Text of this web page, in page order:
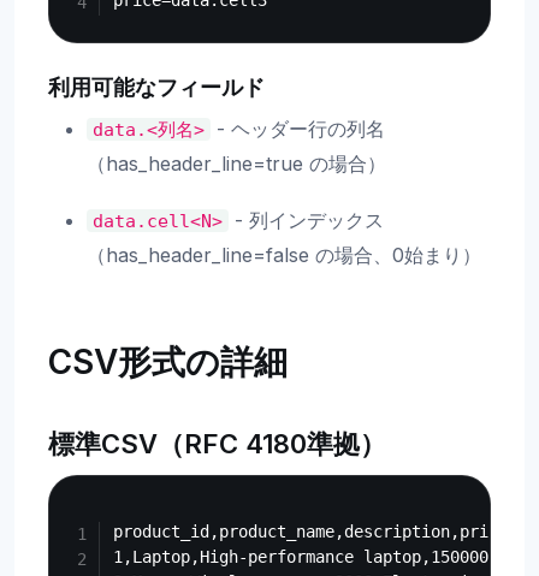
利用可能なフィールド
data.<列名>
- ヘッダー行の列名
（has_header_line=true の場合）
data.cell<N>
- 列インデックス
（has_header_line=false の場合、0始まり）
CSV形式の詳細
標準CSV（RFC 4180準拠）
1,Laptop,High-performance